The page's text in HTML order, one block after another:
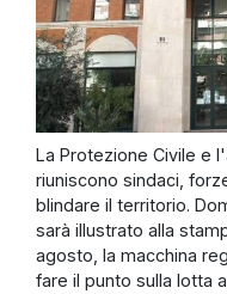
La Protezione Civile e
riuniscono sindaci,
blindare il territorio.
sarà illustrato alla
agosto, la macchina
fare il punto sulla lotta